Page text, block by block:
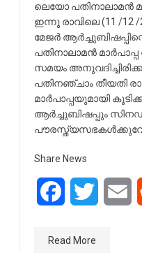
ലെയോ പതിനാലാമൻ
ഇന്നു രാവിലെ (11 /12 /
മേജർ
പതിനാലാമൻ
സമയം
പതിനഞ്ചാം തീയതി
മാർപാപ്പയുമായി
ആർച്ചുബിഷപ്പും
Share News
FacebookTwitter
Read More